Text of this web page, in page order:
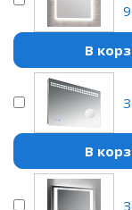
В
В